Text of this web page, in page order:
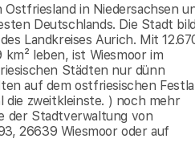
in Niedersachsen
Deutschlands. Die Stadt
Landkreises Aurich. Mit
leben, ist Wiesmoor im
Städten nur dünn
auf dem ostfriesischen
die zweitkleinste. ) noch mehr
der Stadtverwaltung von
26639 Wiesmoor oder auf